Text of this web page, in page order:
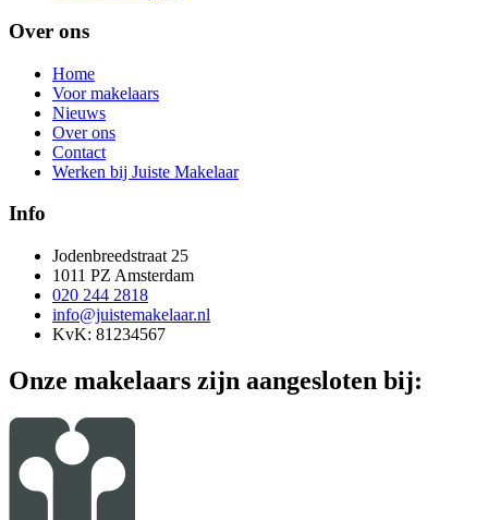
Over ons
Home
Voor makelaars
Nieuws
Over ons
Contact
Werken bij Juiste Makelaar
Info
Jodenbreedstraat 25
1011 PZ Amsterdam
020 244 2818
info@juistemakelaar.nl
KvK: 81234567
Onze makelaars zijn aangesloten bij: